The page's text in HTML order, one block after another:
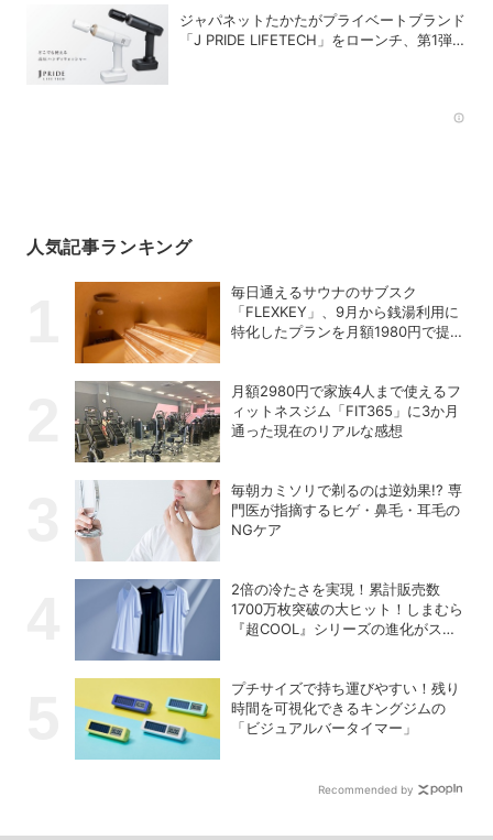
ジャパネットたかたがプライベートブランド
「J PRIDE LIFETECH」をローンチ、第1弾
人気記事ランキング
毎日通えるサウナのサブスク
「FLEXKEY」、9月から銭湯利用に
特化したプランを月額1980円で提供
月額2980円で家族4人まで使えるフ
ィットネスジム「FIT365」に3か月
通った現在のリアルな感想
毎朝カミソリで剃るのは逆効果!? 専
門医が指摘するヒゲ・鼻毛・耳毛の
NGケア
2倍の冷たさを実現！累計販売数
1700万枚突破の大ヒット！しまむら
『超COOL』シリーズの進化がスゴ
プチサイズで持ち運びやすい！残り
時間を可視化できるキングジムの
「ビジュアルバータイマー」
Recommended by